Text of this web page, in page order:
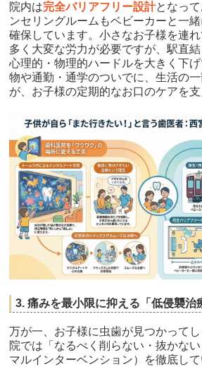
院内は完全バリアフリー設計となっ
ンセリングルームもベビーカーと一
確保しています。小さなお子様を連
多く大変な労力が必要ですが、駅直
心理的・物理的ハードルを大きく下
物や通勤・通学のついでに、生活の
が、お子様の定期的なお口のケアを支
3. 痛みを最小限に抑える「低侵襲治
万が一、お子様に虫歯が見つかって
院では「なるべく削らない・抜かな
マルインターベンション）を徹底し